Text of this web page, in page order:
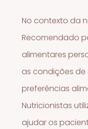
No contexto da
Recomendado
alimentares
as condições
preferências
Nutricionistas
ajudar os